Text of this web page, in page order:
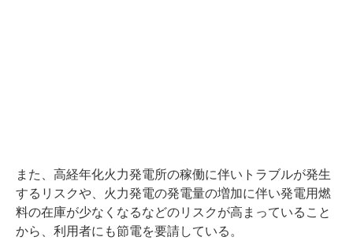
また、高経年化火力発電所の稼働に伴いトラブルが発生
するリスクや、火力発電の発電量の増加に伴い発電用燃
料の在庫が少なくなるなどのリスクが高まっていること
から、利用者にも節電を要請している。